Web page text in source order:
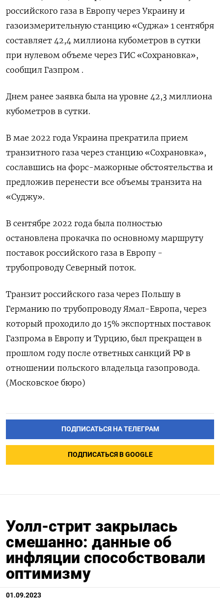
российского газа в Европу через Украину и
газоизмерительную станцию «Суджа» 1 сентября
составляет 42,4 миллиона кубометров в сутки
при нулевом объеме через ГИС «Сохрановка»,
сообщил Газпром .
Днем ранее заявка была на уровне 42,3 миллиона
кубометров в сутки.
В мае 2022 года Украина прекратила прием
транзитного газа через станцию «Сохрановка»,
сославшись на форс-мажорные обстоятельства и
предложив перенести все объемы транзита на
«Суджу».
В сентябре 2022 года была полностью
остановлена прокачка по основному маршруту
поставок российского газа в Европу -
трубопроводу Северный поток.
Транзит российского газа через Польшу в
Германию по трубопроводу Ямал-Европа, через
который проходило до 15% экспортных поставок
Газпрома в Европу и Турцию, был прекращен в
прошлом году после ответных санкций РФ в
отношении польского владельца газопровода.
(Московское бюро)
ПОДПИСАТЬСЯ НА ТЕЛЕГРАМ
ПОДПИСАТЬСЯ В GOOGLE
Уолл-стрит закрылась
смешанно: данные об
инфляции способствовали
оптимизму
01.09.2023